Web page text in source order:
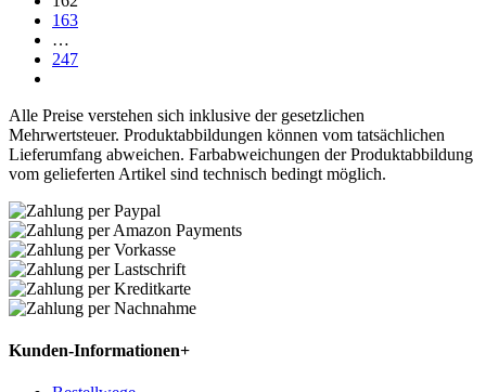
163
…
247
Alle Preise verstehen sich inklusive der gesetzlichen
Mehrwertsteuer. Produktabbildungen können vom tatsächlichen
Lieferumfang abweichen. Farbabweichungen der Produktabbildung
vom gelieferten Artikel sind technisch bedingt möglich.
Kunden-Informationen+